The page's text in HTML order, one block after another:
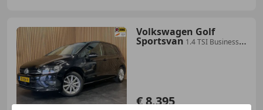
Volkswagen Golf
Sportsvan 1.4 TSI Business
€ 8.395